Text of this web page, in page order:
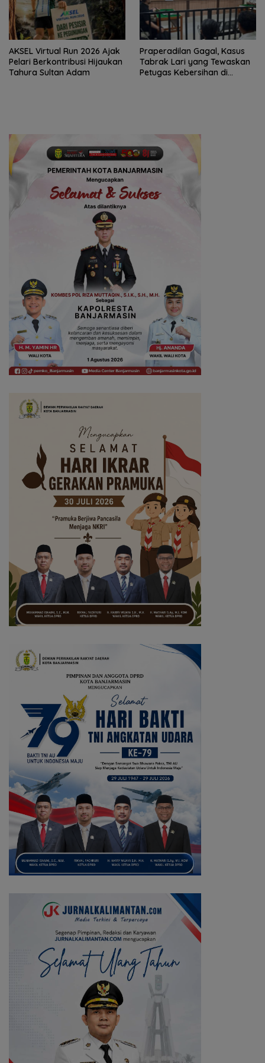
AKSEL Virtual Run 2026 Ajak
Pelari Berkontribusi Hijaukan
Tahura Sultan Adam
Praperadilan Gagal, Kasus
Tabrak Lari yang Tewaskan
Petugas Kebersihan di